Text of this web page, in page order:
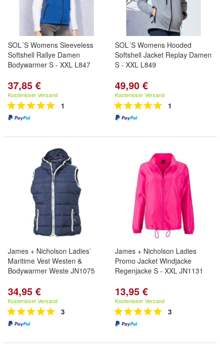
SOL´S Womens Sleeveless
Softshell Rallye Damen
Bodywarmer S - XXL L847
37,85 €
Kostenloser Versand
1
SOL´S Womens Hooded
Softshell Jacket Replay Damen
S - XXL L849
49,90 €
Kostenloser Versand
1
James + Nicholson Ladies`
Maritime Vest Westen &
Bodywarmer Weste JN1075
34,95 €
Kostenloser Versand
3
James + Nicholson Ladies
Promo Jacket Windjacke
Regenjacke S - XXL JN1131
13,95 €
Kostenloser Versand
3